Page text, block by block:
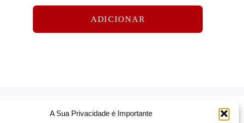
A Sua Privacidade é Importante
ADICIONAR